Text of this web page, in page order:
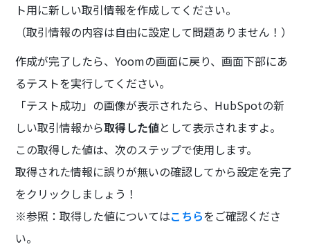
ト用に新しい取引情報を作成してください。
（取引情報の内容は自由に設定して問題ありません！）
作成が完了したら、Yoomの画面に戻り、画面下部にあ
るテストを実行してください。
「テスト成功」の画像が表示されたら、HubSpotの新
しい取引情報から取得した値として表示されますよ。
この取得した値は、次のステップで使用します。
取得された情報に誤りが無いの確認してから設定を完了
をクリックしましょう！
※参照：取得した値についてはこちらをご確認くださ
い。